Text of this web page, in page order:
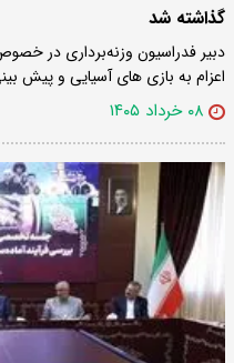
گذاشته شد
دبیر فدراسیون وزنه‌برداری در
اعزام به بازی های آسیایی و پیش
۰۸ خرداد ۱۴۰۵